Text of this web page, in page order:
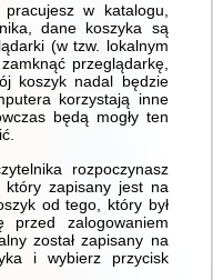
w katalogu,
dane koszyka są
(w tzw. lokalnym
przeglądarkę,
koszyk nadal będzie
korzystają inne
będą mogły ten
rozpoczynasz
który zapisany jest na
od tego, który był
przed zalogowaniem
został zapisany na
i wybierz przycisk